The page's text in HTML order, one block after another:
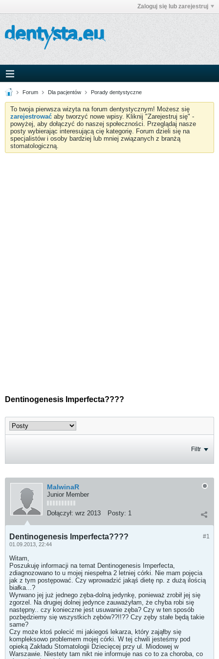
Zaloguj się lub zarejestruj
Forum Dla pacjentów Porady dentystyczne
To twoja pierwsza wizyta na forum dentystycznym! Możesz się
zarejestrować aby tworzyć nowe wpisy. Kliknij "Zarejestruj się" -
powyżej, aby dołączyć do naszej społeczności. Przeglądaj nasze
posty wybierając interesującą cię kategorię. Forum dzieli się na
specjalistów i osoby bardziej lub mniej związanych z branżą
stomatologiczną.
Dentinogenesis Imperfecta????
Filtr
MalwinaR
Junior Member
Dołączył: wrz 2013 Posty: 1
#1
Dentinogenesis Imperfecta????
01.09.2013, 22:44
Witam,
Poszukuję informacji na temat Dentinogenesis Imperfecta,
zdiagnozowano to u mojej niespełna 2 letniej córki. Nie mam pojęcia
jak z tym postępować. Czy wprowadzić jakąś dietę np. z dużą ilością
białka...?
Wyrwano jej już jednego zęba-dolną jedynkę, ponieważ zrobił jej się
zgorzel. Na drugiej dolnej jedynce zauważyłam, że chyba robi się
następny.. czy konieczne jest usuwanie zęba? Czy w ten sposób
pozbędziemy się wszystkich zębów??!!?? Czy zęby stałe będą takie
same?
Czy może ktoś polecić mi jakiegoś lekarza, który zająłby się
kompleksowo problemem mojej córki. W tej chwili jesteśmy pod
opieką Zakładu Stomatologii Dziecięcej przy ul. Miodowej w
Warszawie. Niestety tam nikt nie informuje nas co to za choroba, co